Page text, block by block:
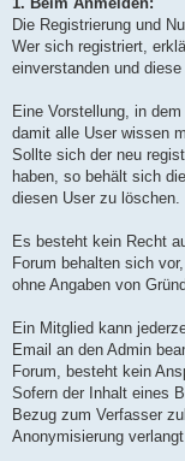
r
a
Die Registrierung und
Wer sich registriert,
einverstanden und
Eine Vorstellung, in
damit alle User wissen
Sollte sich der neu
haben, so behält sich
diesen User zu löschen.
Es besteht kein Recht
Forum behalten sich
ohne Angaben von
Ein Mitglied kann
Email an den Admin
Forum, besteht kein
Sofern der Inhalt eines
Bezug zum Verfasser
Anonymisierung